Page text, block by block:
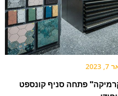
פתחה סניף קונספט